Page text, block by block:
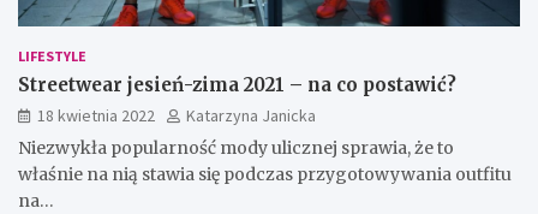
LIFESTYLE
Streetwear jesień-zima 2021 – na co postawić?
18 kwietnia 2022
Katarzyna Janicka
Niezwykła popularność mody ulicznej sprawia, że to
właśnie na nią stawia się podczas przygotowywania outfitu
na…